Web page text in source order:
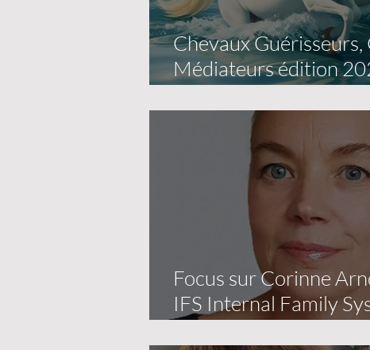
Chevaux Guérisseurs,
Médiateurs édition
Focus sur Corinne
IFS Internal Family
IFS France)